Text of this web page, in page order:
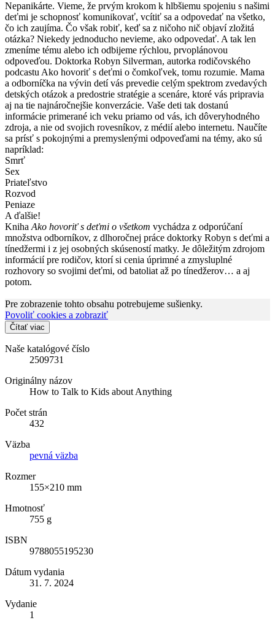
Nepanikárte. Vieme, že prvým krokom k hlbšiemu spojeniu s našimi
deťmi je schopnosť komunikovať, vcítiť sa a odpovedať na všetko,
čo ich zaujíma. Čo však robiť, keď sa z ničoho nič objaví zložitá
otázka? Niekedy jednoducho nevieme, ako odpovedať. A tak len
zmeníme tému alebo ich odbijeme rýchlou, prvoplánovou
odpoveďou. Doktorka Robyn Silverman, autorka rodičovského
podcastu Ako hovoriť s deťmi o čomkoľvek, tomu rozumie. Mama
a odborníčka na vývin detí vás prevedie celým spektrom zvedavých
detských otázok a predostrie stratégie a scenáre, ktoré vás pripravia
aj na tie najnáročnejšie konverzácie. Vaše deti tak dostanú
informácie primerané ich veku priamo od vás, ich dôveryhodného
zdroja, a nie od svojich rovesníkov, z médií alebo internetu. Naučíte
sa prísť s pokojnými a premyslenými odpoveďami na témy, ako sú
napríklad:
Smrť
Sex
Priateľstvo
Rozvod
Peniaze
A ďalšie!
Kniha Ako hovoriť s deťmi o všetkom vychádza z odporúčaní
množstva odborníkov, z dlhoročnej práce doktorky Robyn s deťmi a
tínedžermi i z jej osobných skúseností matky. Je dôležitým zdrojom
informácií pre rodičov, ktorí si cenia úprimné a zmysluplné
rozhovory so svojimi deťmi, od batoliat až po tínedžerov… a aj
potom.
Pre zobrazenie tohto obsahu potrebujeme sušienky.
Povoliť cookies a zobraziť
Čítať viac
Naše katalógové číslo
2509731
Originálny názov
How to Talk to Kids about Anything
Počet strán
432
Väzba
pevná väzba
Rozmer
155×210 mm
Hmotnosť
755 g
ISBN
9788055195230
Dátum vydania
31. 7. 2024
Vydanie
1